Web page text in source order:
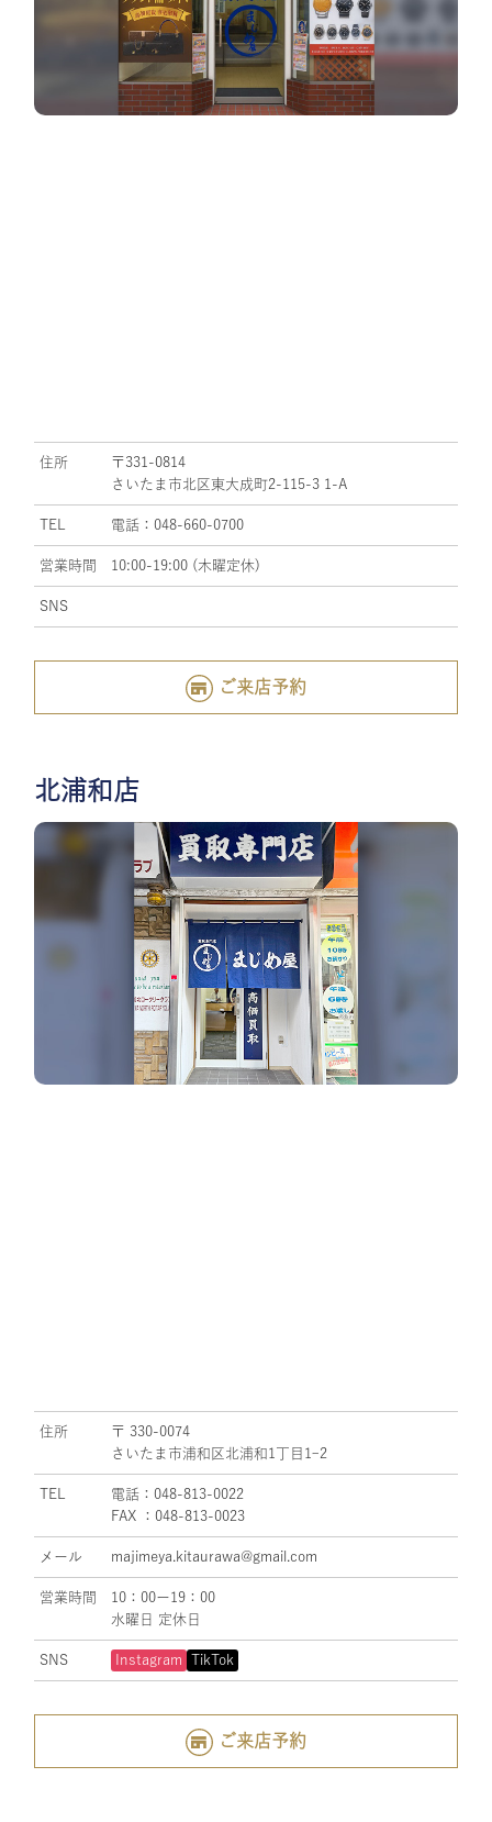
住所
〒331-0814
さいたま市北区東大成町2-115-3 1-A
TEL 電話：048-660-0700
営業時間 10:00-19:00 (木曜定休)
SNS
ご来店予約
北浦和店
住所
〒 330-0074
さいたま市浦和区北浦和1丁目1ｰ2
TEL
電話：048-813-0022
FAX ：048-813-0023
メール majimeya.kitaurawa@gmail.com
営業時間
10：00ー19：00
水曜日 定休日
SNS Instagram TikTok
ご来店予約